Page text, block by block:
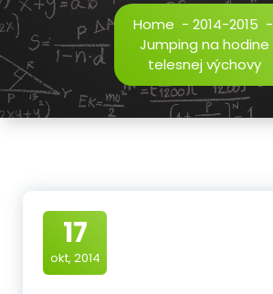
Home - 2014-2015 -
Jumping na hodine
telesnej výchovy
17
okt, 2014